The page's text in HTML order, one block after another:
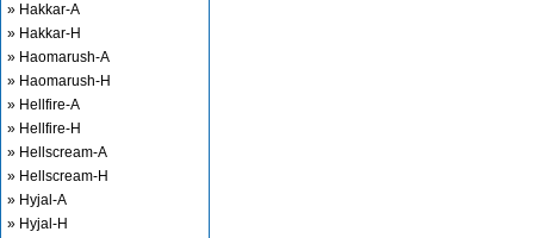
» Hakkar-A
» Hakkar-H
» Haomarush-A
» Haomarush-H
» Hellfire-A
» Hellfire-H
» Hellscream-A
» Hellscream-H
» Hyjal-A
» Hyjal-H